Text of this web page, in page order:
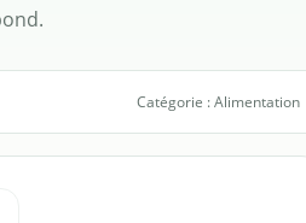
Catégorie : Alimentation